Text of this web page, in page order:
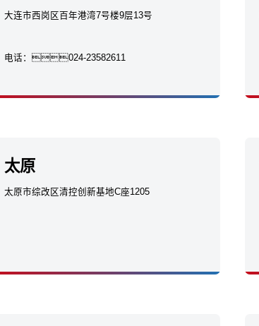
大连市西岗区百年港湾7号楼9层13号
电话：024-23582611
太原
太原市综改区清控创新基地C座1205